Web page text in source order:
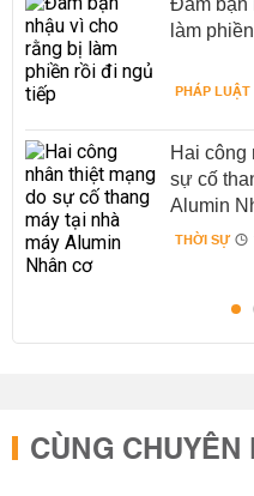
Đâm bạn
làm
PHÁP LUẬT
Hai công
sự cố
Alumin
THỜI SỰ
CÙNG CHUYÊN